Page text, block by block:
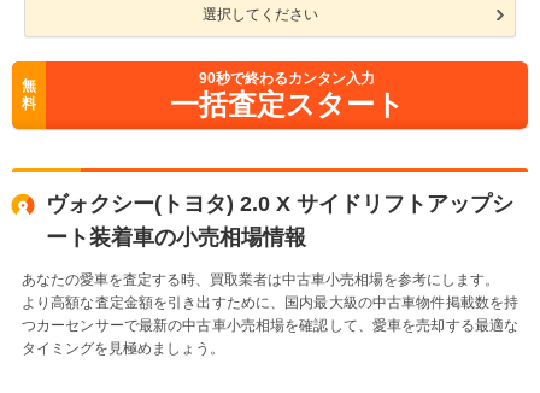
選択してください
無
料
90秒で終わるカンタン入力
一括査定スタート
ヴォクシー(トヨタ) 2.0 X サイドリフトアップシ
ート装着車の小売相場情報
あなたの愛車を査定する時、買取業者は中古車小売相場を参考にします。
より高額な査定金額を引き出すために、国内最大級の中古車物件掲載数を持
つカーセンサーで最新の中古車小売相場を確認して、愛車を売却する最適な
タイミングを見極めましょう。